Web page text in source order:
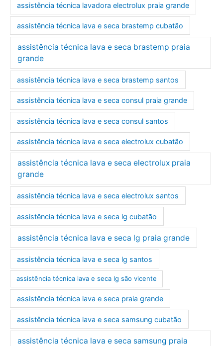
assistência técnica lavadora electrolux praia grande
assistência técnica lava e seca brastemp cubatão
assistência técnica lava e seca brastemp praia
grande
assistência técnica lava e seca brastemp santos
assistência técnica lava e seca consul praia grande
assistência técnica lava e seca consul santos
assistência técnica lava e seca electrolux cubatão
assistência técnica lava e seca electrolux praia
grande
assistência técnica lava e seca electrolux santos
assistência técnica lava e seca lg cubatão
assistência técnica lava e seca lg praia grande
assistência técnica lava e seca lg santos
assistência técnica lava e seca lg são vicente
assistência técnica lava e seca praia grande
assistência técnica lava e seca samsung cubatão
assistência técnica lava e seca samsung praia